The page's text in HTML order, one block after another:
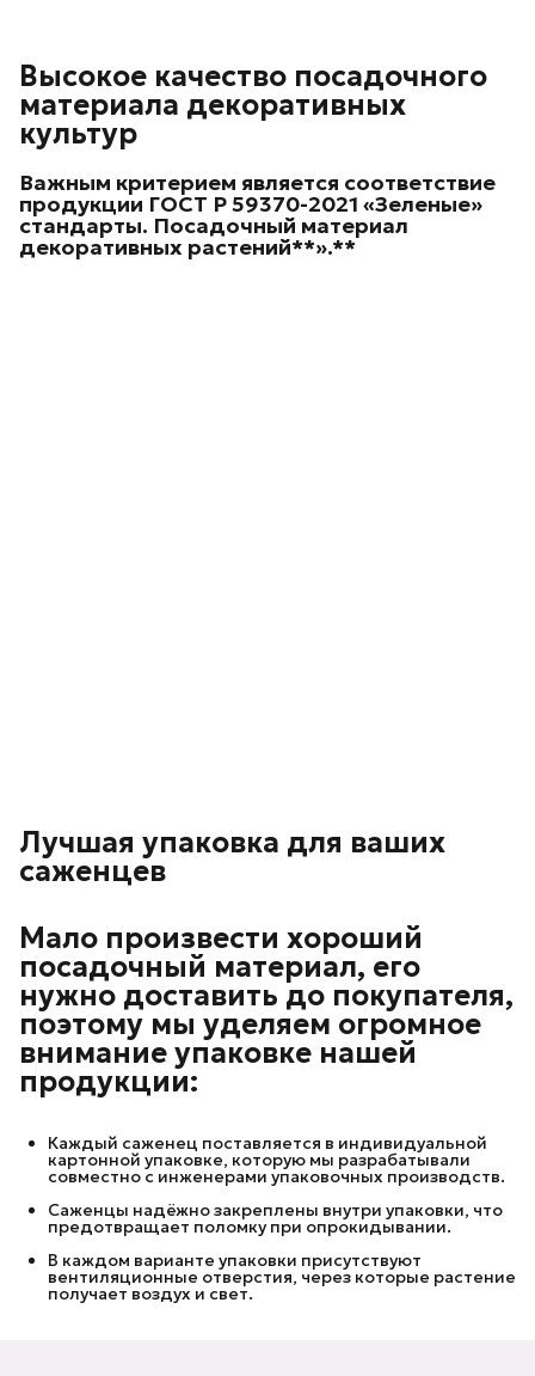
Высокое качество посадочного
материала декоративных
культур
Важным критерием является соответствие
продукции ГОСТ Р 59370-2021 «Зеленые»
стандарты. Посадочный материал
декоративных растений**».**
Лучшая упаковка для ваших
саженцев
Мало произвести хороший
посадочный материал, его
нужно доставить до покупателя,
поэтому мы уделяем огромное
внимание упаковке нашей
продукции:
Каждый саженец поставляется в индивидуальной
картонной упаковке, которую мы разрабатывали
совместно с инженерами упаковочных производств.
Саженцы надёжно закреплены внутри упаковки, что
предотвращает поломку при опрокидывании.
В каждом варианте упаковки присутствуют
вентиляционные отверстия, через которые растение
получает воздух и свет.